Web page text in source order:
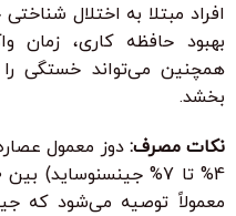
افراد مبتلا به اختلال
بهبود حافظه کاری،
همچنین می‌تواند خستگی
بخشد.
نکات مصرف: دوز معمول
معمولاً توصیه می‌شود که